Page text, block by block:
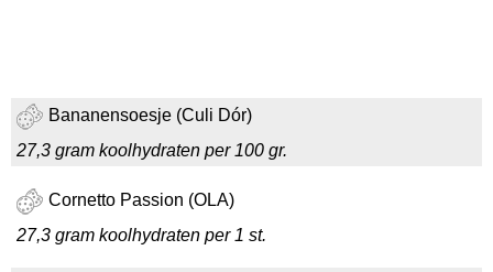
Bananensoesje (Culi Dór)
27,3 gram koolhydraten per 100 gr.
Cornetto Passion (OLA)
27,3 gram koolhydraten per 1 st.